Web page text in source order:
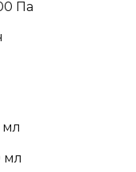
Па
мл